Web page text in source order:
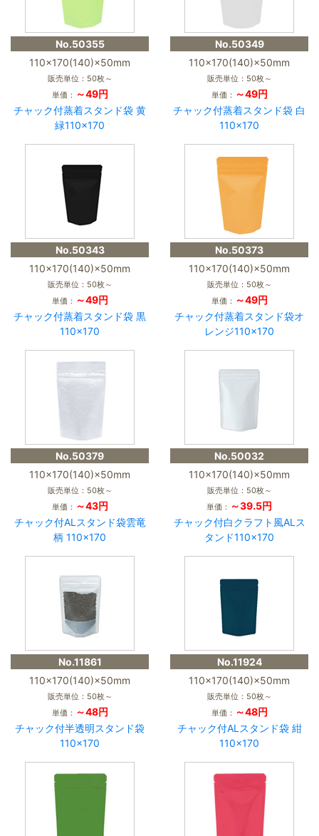
No.50355
110×170(140)×50mm
販売単位：50枚～
単価： ～49円
チャック付蒸着スタンド袋 黄
緑110×170
No.50349
110×170(140)×50mm
販売単位：50枚～
単価： ～49円
チャック付蒸着スタンド袋 白
110×170
No.50343
110×170(140)×50mm
販売単位：50枚～
単価： ～49円
チャック付蒸着スタンド袋 黒
110×170
No.50373
110×170(140)×50mm
販売単位：50枚～
単価： ～49円
チャック付蒸着スタンド袋オ
レンジ110×170
No.50379
110×170(140)×50mm
販売単位：50枚～
単価： ～43円
チャック付ALスタンド袋雲竜
柄 110×170
No.50032
110×170(140)×50mm
販売単位：50枚～
単価： ～39.5円
チャック付白クラフト風ALス
タンド110×170
No.11861
110×170(140)×50mm
販売単位：50枚～
単価： ～48円
チャック付半透明スタンド袋
110×170
No.11924
110×170(140)×50mm
販売単位：50枚～
単価： ～48円
チャック付ALスタンド袋 紺
110×170